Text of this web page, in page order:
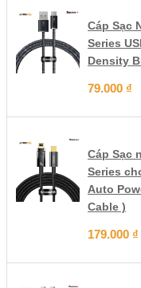
Cáp Sạc
Series
Density
79.000 ₫
Cáp Sạc
Series
Auto
Cable )
179.000 ₫